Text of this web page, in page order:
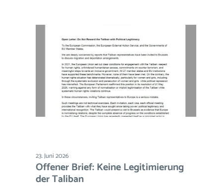
23. Juni 2026
Offener Brief: Keine Legitimierung
der Taliban